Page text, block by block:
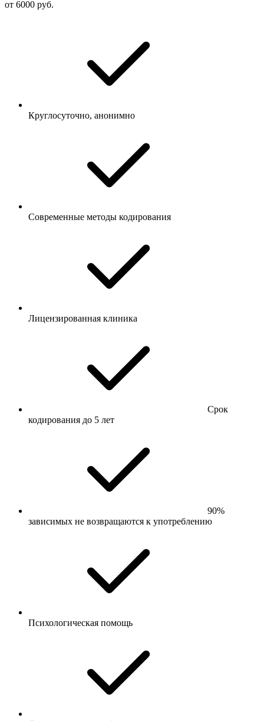
от 6000 руб.
Круглосуточно, анонимно
Современные методы кодирования
Лицензированная клиника
Срок
кодирования до 5 лет
90%
зависимых не возвращаются к употреблению
Психологическая помощь